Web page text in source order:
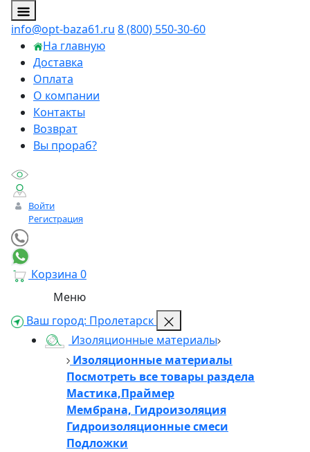
info@opt-baza61.ru 8 (800) 550-30-60
На главную
Доставка
Оплата
О компании
Контакты
Возврат
Вы прораб?
Войти
Регистрация
Корзина 0
Меню
Ваш город: Пролетарск
Изоляционные материалы
Изоляционные материалы
Посмотреть все товары раздела
Мастика,Праймер
Мембрана, Гидроизоляция
Гидроизоляционные смеси
Подложки